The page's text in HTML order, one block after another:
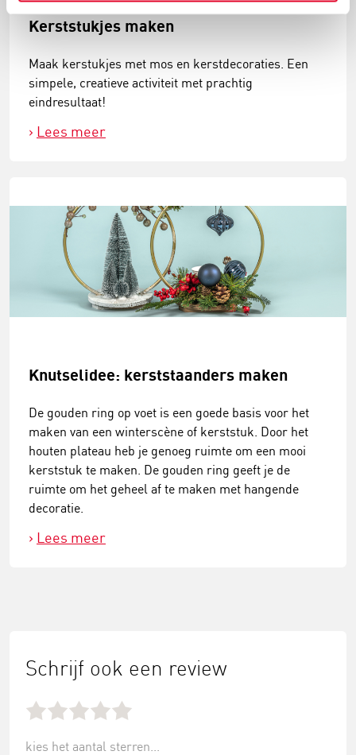
Kerststukjes maken
Maak kerstukjes met mos en kerstdecoraties. Een
simpele, creatieve activiteit met prachtig
eindresultaat!
Lees meer
Knutselidee: kerststaanders maken
De gouden ring op voet is een goede basis voor het
maken van een winterscène of kerststuk. Door het
houten plateau heb je genoeg ruimte om een mooi
kerststuk te maken. De gouden ring geeft je de
ruimte om het geheel af te maken met hangende
decoratie.
Lees meer
Schrijf ook een review
kies het aantal sterren...